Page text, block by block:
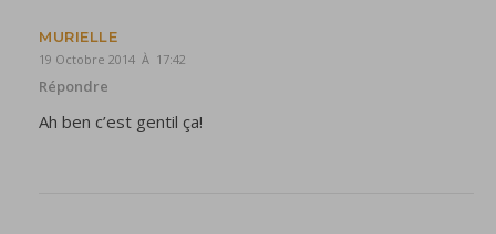
MURIELLE
19 Octobre 2014 À 17:42
Répondre
Ah ben c’est gentil ça!